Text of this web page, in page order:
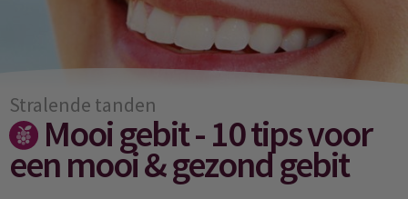
Stralende tanden
Mooi gebit - 10 tips voor
een mooi & gezond gebit